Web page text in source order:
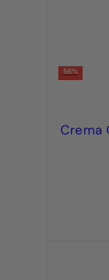
56%
Crema